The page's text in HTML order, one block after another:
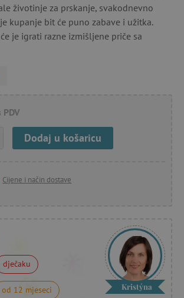
životinje za prskanje, svakodnevno
kupanje bit će puno zabave i užitka.
je igrati razne izmišljene priče sa
PDV
Dodaj u košaricu
Cijene i način dostave
dječaku
od 12 mjeseci Kristýna